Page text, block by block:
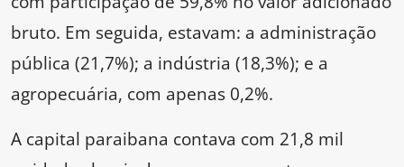
bruto. Em seguida, estavam: a administração
pública (21,7%); a indústria (18,3%); e a
agropecuária, com apenas 0,2%.
A capital paraibana contava com 21,8 mil